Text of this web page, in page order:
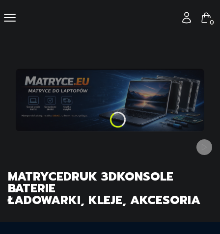
Menu Zaloguj się
MATRYCEDRUK 3DKONSOLE
BATERIE
ŁADOWARKI, KLEJE, AKCESORIA